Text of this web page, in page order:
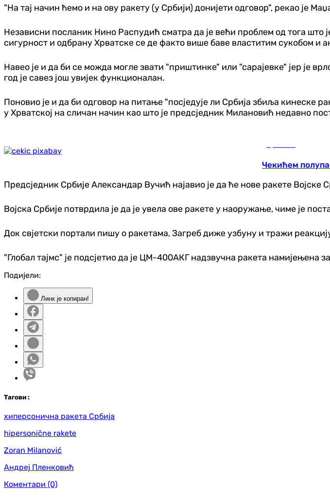
"На тај начин ћемо и на ову ракету (у Србији) донијети одговор", рекао је
Независни посланик Нино Распудић сматра да је већи проблем од тога што
сигурност и одбрану Хрватске се де факто више баве властитим сукобом и
Навео је и да би се можда могле звати "приштинке" или "сарајевке" јер је
год је савез још увијек функционалан.
Поновио је и да би одговор на питање "посједује ли Србија збиља
у Хрватској на сличан начин као што је предсједник Милановић недавно
Чекићем
Предсједник Србије Александар Вучић најавио је да ће нове ракете
Војска Србије потврдила је да је увела ове ракете у наоружање, чиме је
Док свјетски портали пишу о ракетама, Загреб диже узбуну и тражи
"Глобал тајмс" је подсјетио да је ЦМ-400АКГ надзвучна ракета намијењена
Подијели:
Линк је копиран!
Тагови :
хиперсонична ракета Србија
hipersonične rakete
Zoran Milanović
Андреј Пленковић
Коментари (0)